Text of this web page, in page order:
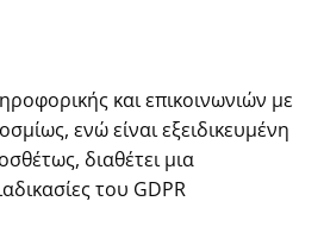
και επικοινωνιών με
ενώ είναι εξειδικευμένη
διαθέτει μια
του GDPR